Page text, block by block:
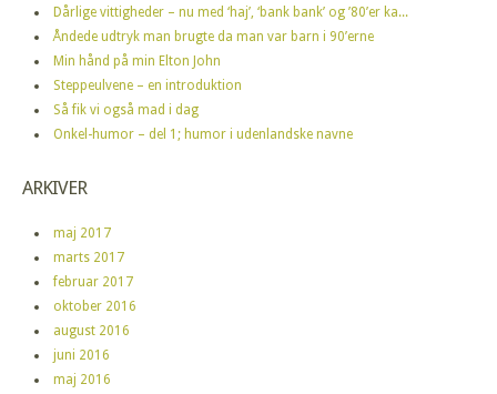
Dårlige vittigheder – nu med ‘haj’, ‘bank bank’ og ’80’er ka...
Åndede udtryk man brugte da man var barn i 90’erne
Min hånd på min Elton John
Steppeulvene – en introduktion
Så fik vi også mad i dag
Onkel-humor – del 1; humor i udenlandske navne
ARKIVER
maj 2017
marts 2017
februar 2017
oktober 2016
august 2016
juni 2016
maj 2016